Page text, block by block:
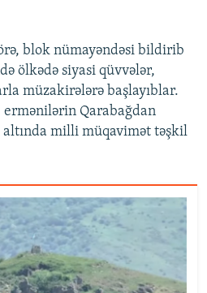
blok nümayəndəsi bildirib
ölkədə siyasi qüvvələr,
müzakirələrə başlayıblar.
ermənilərin Qarabağdan
altında milli müqavimət təşkil